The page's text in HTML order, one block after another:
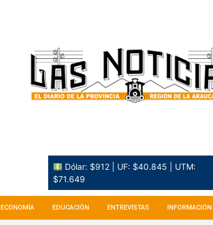
Dólar: $912 | UF: $40.845 | UTM:
$71.649
ECONOMÍA EDUCACIÓN ENTREVISTAS INFORMACIÓN